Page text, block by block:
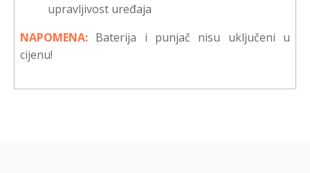
upravljivost uređaja
NAPOMENA: Baterija i punjač nisu uključeni u
cijenu!